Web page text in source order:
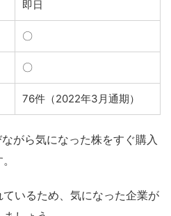
即日
〇
〇
76件（2022年3月通期）
がら気になった株をすぐ購入
いるため、気になった企業が